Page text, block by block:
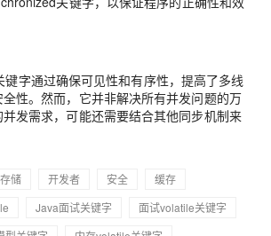
字通过确保可见性和有序性，提高了多线
性。然而，它并非解决所有并发问题的万
发需求，可能还需要结合其他同步机制来
存储 开发者 安全
缓存
Java面试关键字
面试volatile关键字